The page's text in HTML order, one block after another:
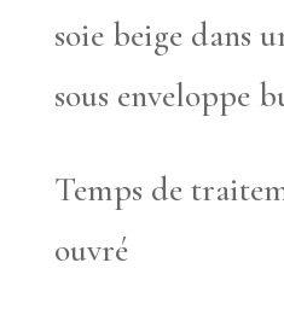
soie beige dans
sous enveloppe
Temps de
ouvré